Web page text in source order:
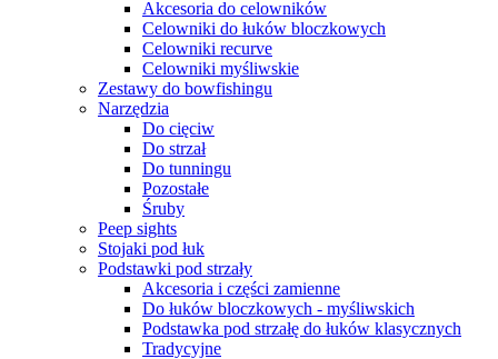
Akcesoria do celowników
Celowniki do łuków bloczkowych
Celowniki recurve
Celowniki myśliwskie
Zestawy do bowfishingu
Narzędzia
Do cięciw
Do strzał
Do tunningu
Pozostałe
Śruby
Peep sights
Stojaki pod łuk
Podstawki pod strzały
Akcesoria i części zamienne
Do łuków bloczkowych - myśliwskich
Podstawka pod strzałę do łuków klasycznych
Tradycyjne